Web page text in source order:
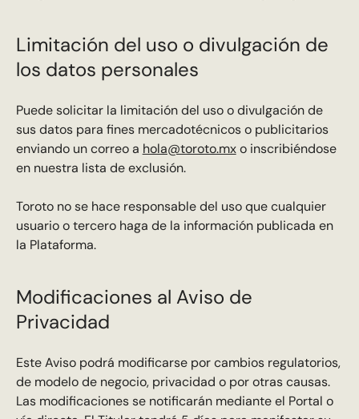
Limitación del uso o divulgación de
los datos personales
Puede solicitar la limitación del uso o divulgación de
sus datos para fines mercadotécnicos o publicitarios
enviando un correo a hola@toroto.mxo inscribiéndose
en nuestra lista de exclusión.
Toroto no se hace responsable del uso que cualquier
usuario o tercero haga de la información publicada en
la Plataforma.
Modificaciones al Aviso de
Privacidad
Este Aviso podrá modificarse por cambios regulatorios,
de modelo de negocio, privacidad o por otras causas.
Las modificaciones se notificarán mediante el Portal o